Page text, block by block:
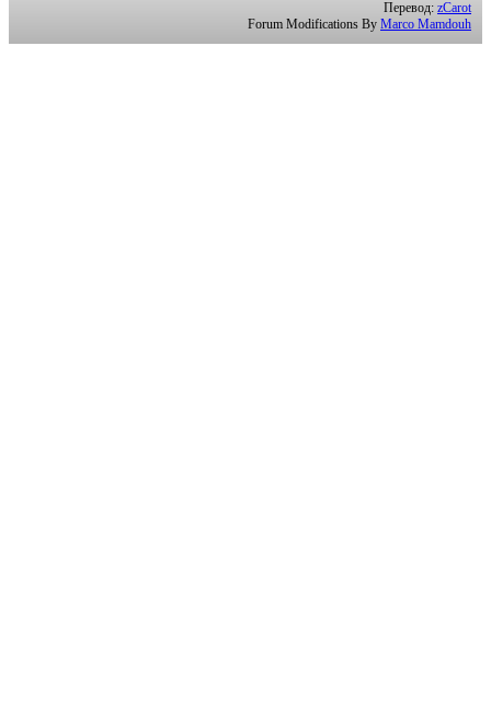
Перевод: zCarot
Forum Modifications By Marco Mamdouh